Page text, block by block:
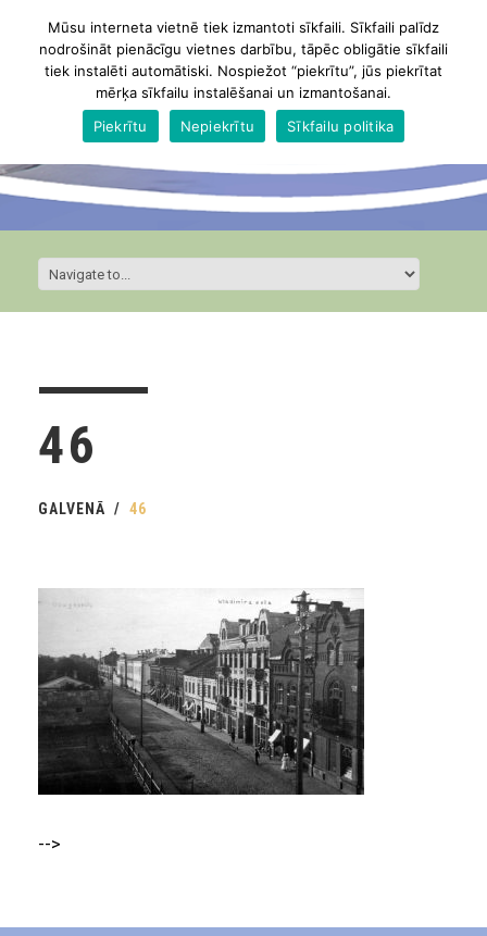
46
GALVENĀ 46
-->
Mūsu interneta vietnē tiek izmantoti sīkfaili. Sīkfaili palīdz
nodrošināt pienācīgu vietnes darbību, tāpēc obligātie sīkfaili
tiek instalēti automātiski. Nospiežot “piekrītu”, jūs piekrītat
mērķa sīkfailu instalēšanai un izmantošanai.
Piekrītu
Nepiekrītu Sīkfailu politika